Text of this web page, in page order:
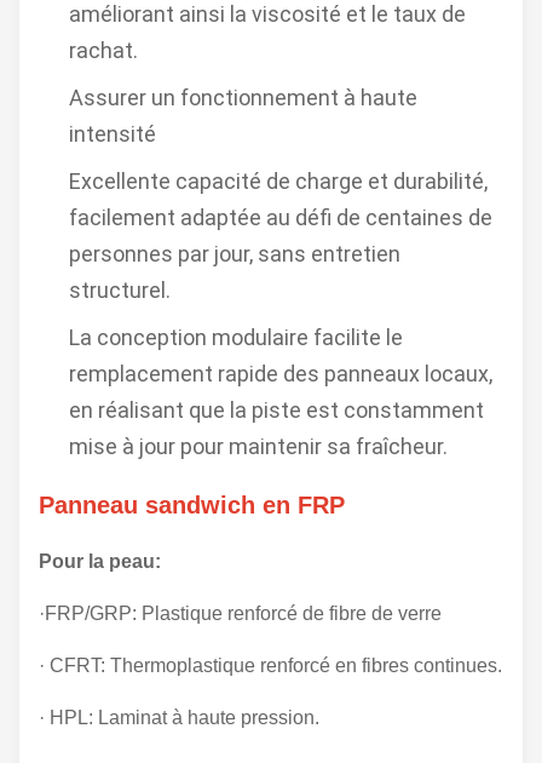
améliorant ainsi la viscosité et le taux de
rachat.
Assurer un fonctionnement à haute
intensité
Excellente capacité de charge et durabilité,
facilement adaptée au défi de centaines de
personnes par jour, sans entretien
structurel.
La conception modulaire facilite le
remplacement rapide des panneaux locaux,
en réalisant que la piste est constamment
mise à jour pour maintenir sa fraîcheur.
Panneau sandwich en FRP
Pour la peau:
·FRP/GRP: Plastique renforcé de fibre de verre
· CFRT: Thermoplastique renforcé en fibres continues.
· HPL: Laminat à haute pression.